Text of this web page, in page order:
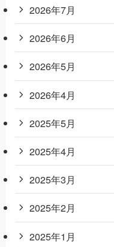
2026年7月
2026年6月
2026年5月
2026年4月
2025年5月
2025年4月
2025年3月
2025年2月
2025年1月